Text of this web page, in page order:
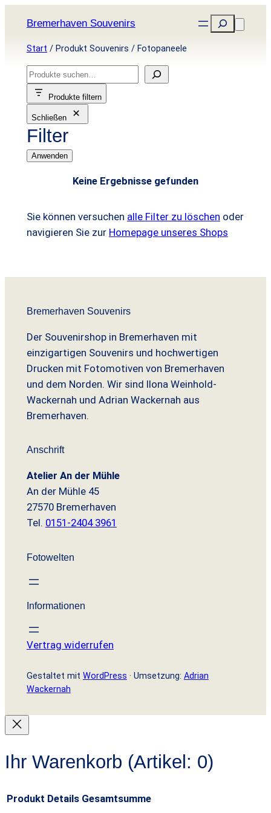
Inhalt
springen
Bremerhaven Souvenirs Suchen
Start / Produkt Souvenirs / Fotopaneele
S
u
c
h
e
n
Produkte filtern
Schließen
Filter
Anwenden
Keine Ergebnisse gefunden
Sie können versuchen alle Filter zu löschen oder
navigieren Sie zur Homepage unseres Shops
Bremerhaven Souvenirs
Der Souvenirshop in Bremerhaven mit
einzigartigen Souvenirs und hochwertigen
Drucken mit Fotomotiven von Bremerhaven
und dem Norden. Wir sind Ilona Weinhold-
Wackernah und Adrian Wackernah aus
Bremerhaven.
Anschrift
Atelier An der Mühle
An der Mühle 45
27570 Bremerhaven
Tel. 0151-2404 3961
Fotowelten
Informationen
Vertrag widerrufen
Gestaltet mit WordPress · Umsetzung: Adrian
Wackernah
Ihr Warenkorb (Artikel: 0)
Produkt Details Gesamtsumme